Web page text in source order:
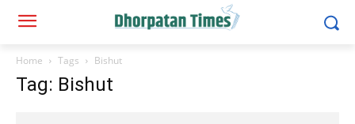
Home Tags Bishut
Tag: Bishut